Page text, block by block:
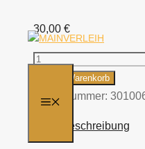
MENÜ
30,00 €
RCF
In den Warenkorb
Artikelnummer:
Beschreibung